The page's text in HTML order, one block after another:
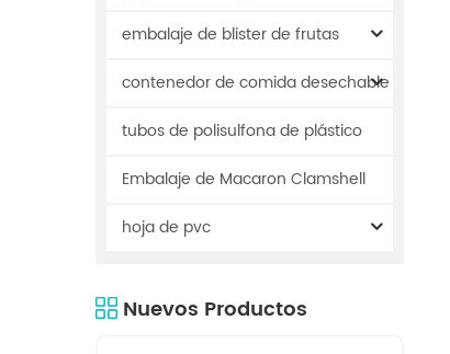
embalaje de blister de frutas
contenedor de comida desechable
tubos de polisulfona de plástico
Embalaje de Macaron Clamshell
hoja de pvc
Nuevos Productos